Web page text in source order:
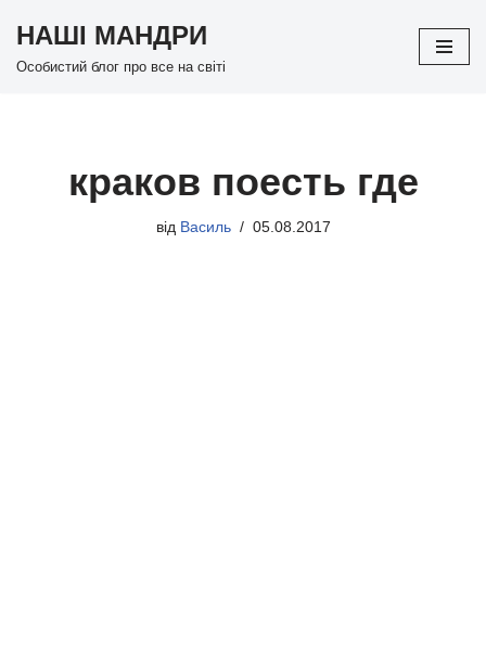
Перейти
НАШІ МАНДРИ
Особистий блог про все на світі
краков поесть где
від Василь 05.08.2017